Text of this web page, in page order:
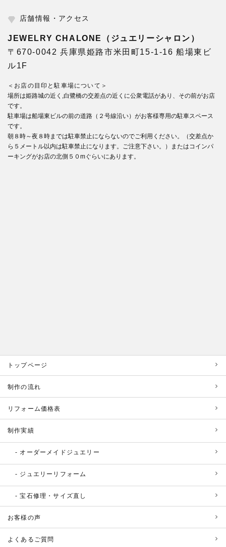
店舗情報・アクセス
JEWELRY CHALONE（ジュエリーシャロン）
〒670-0042 兵庫県姫路市米田町15-1-16 船場東ビ
ル1F
＜お店の目印と駐車場について＞
場所は姫路城の近く,白鷺橋の交差点の近くに公衆電話があり、その前がお店
です。
駐車場は船場東ビルの前の道路（２号線沿い）がお客様専用の駐車スペース
です。
朝８時～夜８時までは駐車禁止にならないのでご利用ください。（交差点か
ら５メートル以内は駐車禁止になります。ご注意下さい。）またはコインパ
ーキングがお店の北側５０mぐらいにあります。
トップページ
制作の流れ
リフォーム価格表
制作実績
オーダーメイドジュエリー
ジュエリーリフォーム
宝石修理・サイズ直し
お客様の声
よくあるご質問